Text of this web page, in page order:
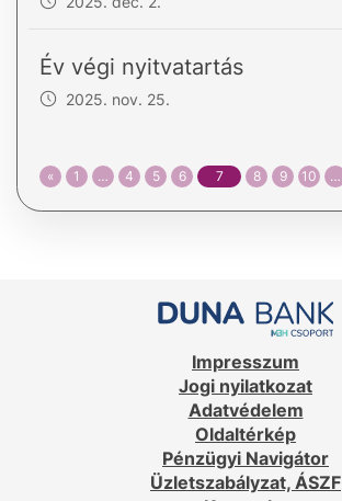
Év végi nyitvatartás
2025. nov. 25.
« 1 … 4 5 6 7 8 9 10 …
Impresszum
Jogi nyilatkozat
Adatvédelem
Oldaltérkép
Pénzügyi Navigátor
Üzletszabályzat, ÁSZF